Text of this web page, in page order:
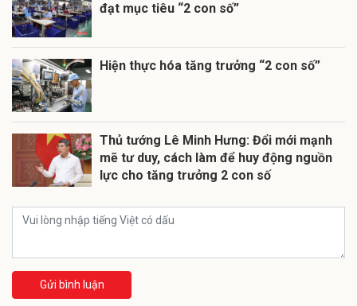
đạt mục tiêu “2 con số”
Hiện thực hóa tăng trưởng “2 con số”
Thủ tướng Lê Minh Hưng: Đổi mới mạnh
mẽ tư duy, cách làm để huy động nguồn
lực cho tăng trưởng 2 con số
Gửi bình luận